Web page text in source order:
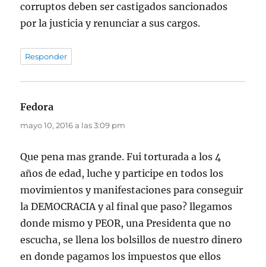
corruptos deben ser castigados sancionados
por la justicia y renunciar a sus cargos.
Responder
Fedora
mayo 10, 2016 a las 3:09 pm
Que pena mas grande. Fui torturada a los 4
años de edad, luche y participe en todos los
movimientos y manifestaciones para conseguir
la DEMOCRACIA y al final que paso? llegamos
donde mismo y PEOR, una Presidenta que no
escucha, se llena los bolsillos de nuestro dinero
en donde pagamos los impuestos que ellos